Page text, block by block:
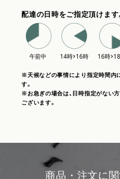
配達の日時をご指定頂けます
※天候などの事情により指定時間内
す。
※お急ぎの場合は、日時指定がない
ございます。
商品・注文に